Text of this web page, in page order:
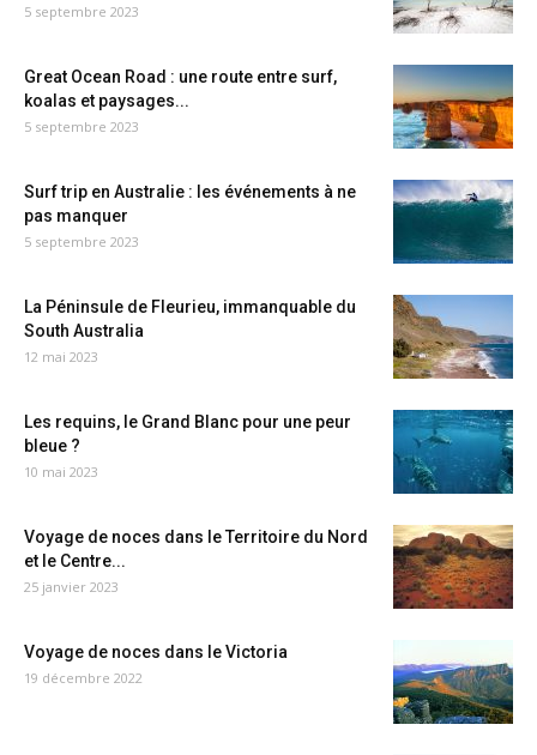
5 septembre 2023
Great Ocean Road : une route entre surf,
koalas et paysages...
5 septembre 2023
Surf trip en Australie : les événements à ne
pas manquer
5 septembre 2023
La Péninsule de Fleurieu, immanquable du
South Australia
12 mai 2023
Les requins, le Grand Blanc pour une peur
bleue ?
10 mai 2023
Voyage de noces dans le Territoire du Nord
et le Centre...
25 janvier 2023
Voyage de noces dans le Victoria
19 décembre 2022